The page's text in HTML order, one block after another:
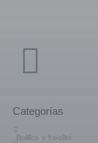
Categorías
Bolillos y frivolité